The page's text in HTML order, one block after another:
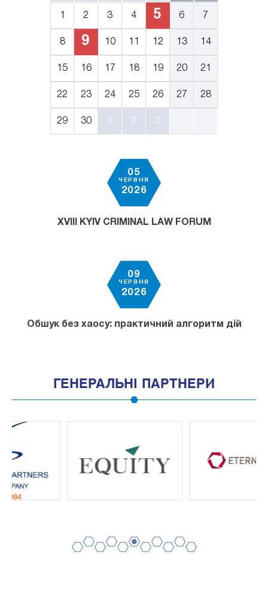
1 2 3 4 5 6 7
8 9 10 11 12 13 14
15 16 17 18 19 20 21
22 23 24 25 26 27 28
29 30 1 2 3
05
ЧЕРВНЯ
2026
XVIII KYIV CRIMINAL LAW FORUM
09
ЧЕРВНЯ
2026
Обшук без хаосу: практичний алгоритм дій
ГЕНЕРАЛЬНІ ПАРТНЕРИ